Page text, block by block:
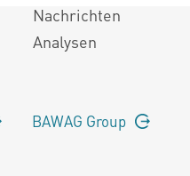
Nachrichten
Analysen
BAWAG Group